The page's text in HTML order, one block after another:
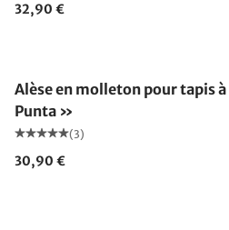
32,90 €
Alèse en molleton pour tapis
Punta »
(3)
30,90 €